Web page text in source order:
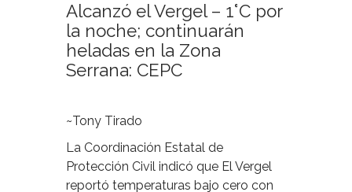
Eventos
Promociones
Noticias
Contacto
Alcanzó el Vergel – 1°C por
la noche; continuarán
heladas en la Zona
Serrana: CEPC
~Tony Tirado
La Coordinación Estatal de
Protección Civil indicó que El Vergel
reportó temperaturas bajo cero con